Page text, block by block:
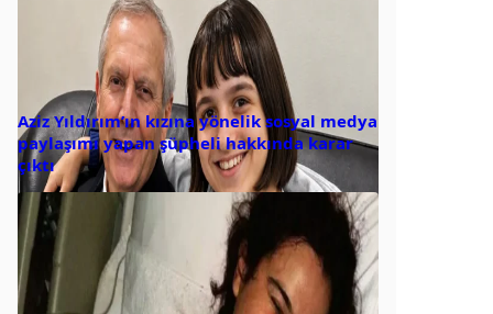
Aziz Yıldırım’ın kızına yönelik sosyal medya
paylaşımı yapan şüpheli hakkında karar
çıktı